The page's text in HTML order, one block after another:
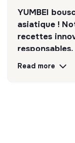
YUMBEI
asiatique !
recettes
responsables.
Discover
Read more